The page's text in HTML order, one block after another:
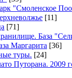
"Смоленское
[11]
[71]
База
Маргарита [36]
туры. [24]
Путорана. 2009